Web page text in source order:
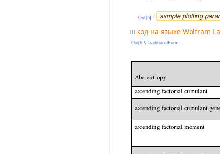
Out[5]=
код на языке Wolfram
Out[6]//TraditionalForm=